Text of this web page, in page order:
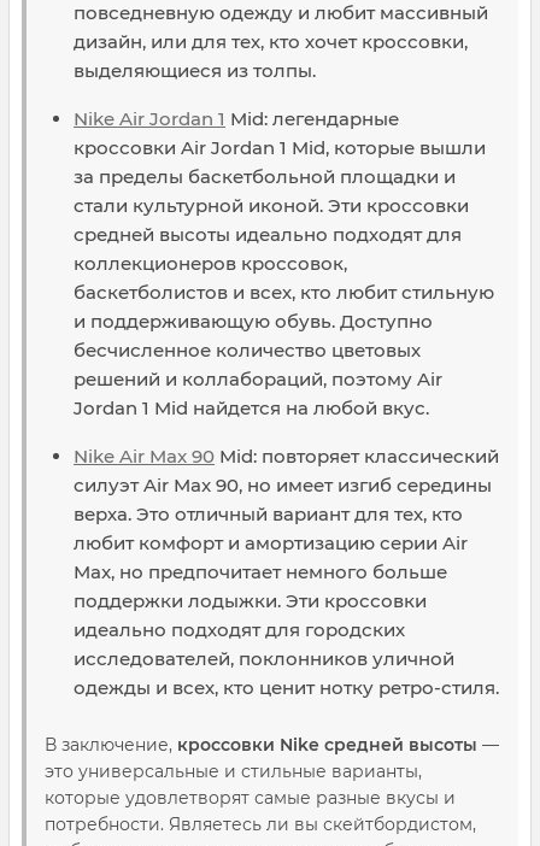
повседневную одежду и любит массивный
дизайн, или для тех, кто хочет кроссовки,
выделяющиеся из толпы.
Nike Air Jordan 1 Mid: легендарные
кроссовки Air Jordan 1 Mid, которые вышли
за пределы баскетбольной площадки и
стали культурной иконой. Эти кроссовки
средней высоты идеально подходят для
коллекционеров кроссовок,
баскетболистов и всех, кто любит стильную
и поддерживающую обувь. Доступно
бесчисленное количество цветовых
решений и коллабораций, поэтому Air
Jordan 1 Mid найдется на любой вкус.
Nike Air Max 90 Mid: повторяет классический
силуэт Air Max 90, но имеет изгиб середины
верха. Это отличный вариант для тех, кто
любит комфорт и амортизацию серии Air
Max, но предпочитает немного больше
поддержки лодыжки. Эти кроссовки
идеально подходят для городских
исследователей, поклонников уличной
одежды и всех, кто ценит нотку ретро-стиля.
В заключение, кроссовки Nike средней высоты —
это универсальные и стильные варианты,
которые удовлетворят самые разные вкусы и
потребности. Являетесь ли вы скейтбордистом,